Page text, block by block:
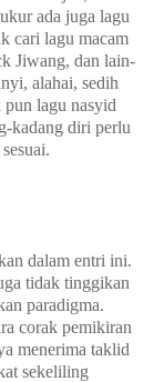
ada juga lagu
cari lagu macam
Jiwang, dan lain-
alahai, sedih
lagu nasyid
kadang diri perlu
dalam entri ini.
tidak tinggikan
paradigma.
corak pemikiran
menerima taklid
sekeliling